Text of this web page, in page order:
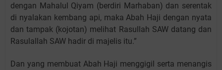
dengan Mahalul Qiyam (berdiri Marhaban) dan serentak
di nyalakan kembang api, maka Abah Haji dengan nyata
dan tampak (kojotan) melihat Rasullah SAW datang dan
Rasulallah SAW hadir di majelis itu.”
Dan yang membuat Abah Haji menggigil serta menangis